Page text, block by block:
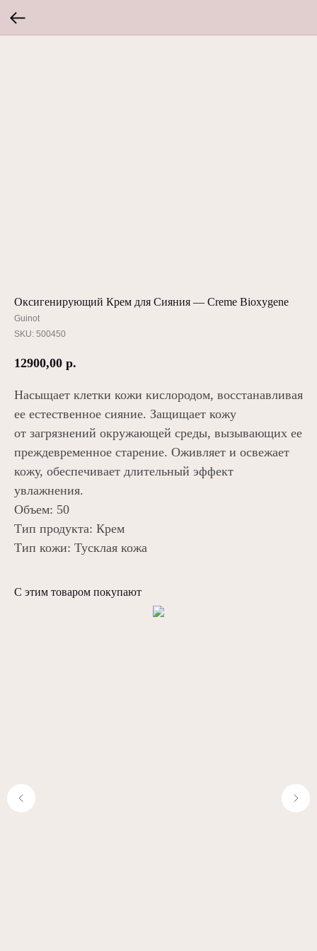
Оксигенирующий Крем для Сияния — Creme Bioxygene
Guinot
SKU: 500450
12900,00 р.
Насыщает клетки кожи кислородом, восстанавливая
ее естественное сияние. Защищает кожу
от загрязнений окружающей среды, вызывающих ее
преждевременное старение. Оживляет и освежает
кожу, обеспечивает длительный эффект
увлажнения.
Объем: 50
Тип продукта: Крем
Тип кожи: Тусклая кожа
С этим товаром покупают